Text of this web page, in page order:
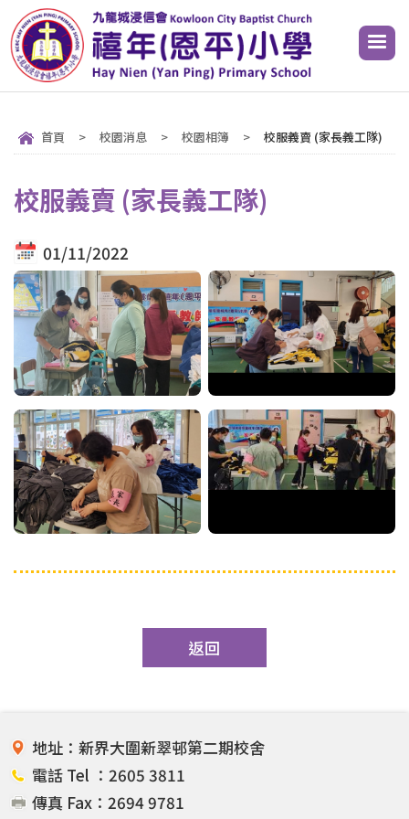
首頁 > 校園消息 > 校園相簿 > 校服義賣 (家長義工隊)
校服義賣 (家長義工隊)
01/11/2022
返回
地址：新界大圍新翠邨第二期校舍
電話 Tel ：2605 3811
傳真 Fax：2694 9781